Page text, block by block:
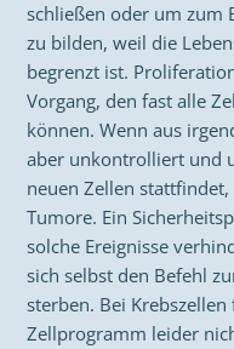
schließen oder um zum
zu bilden, weil die
begrenzt ist.
Vorgang, den fast alle
können. Wenn aus
aber unkontrolliert und
neuen Zellen
Tumore. Ein
solche Ereignisse
sich selbst den Befehl
sterben. Bei
Zellprogramm leider